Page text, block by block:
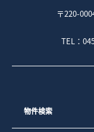
〒220-
TEL：
物件検索